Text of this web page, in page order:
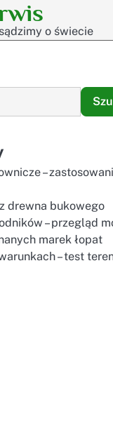
o świecie
–
drewna bukowego
– przegląd
marek łopat
– test